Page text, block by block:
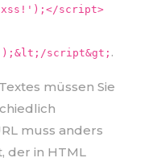
script>
script&gt; .
müssen Sie
muss anders
der in HTML